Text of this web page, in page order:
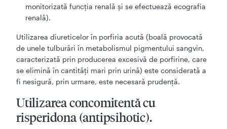
monitorizată funcţia renală şi se efectuează ecografia
renală).
Utilizarea diureticelor în porfiria acută (boală provocată
de unele tulburări în metabolismul pigmentului sangvin,
caracterizată prin producerea excesivă de porfirine, care
se elimină în cantităţi mari prin urină) este considerată a
fi nesigură, prin urmare, este necesară prudenţă.
Utilizarea concomitentă cu
risperidona (antipsihotic).